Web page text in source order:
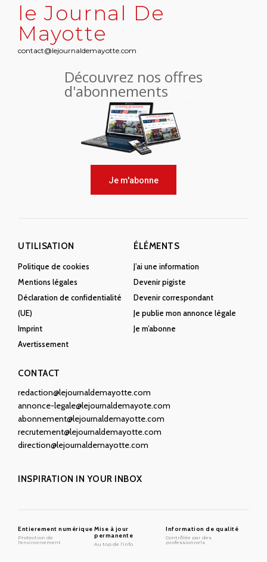
le Journal De
Mayotte
contact@lejournaldemayotte.com
Découvrez nos offres
d'abonnements
Je m'abonne
UTILISATION
Politique de cookies
Mentions légales
Déclaration de confidentialité
(UE)
Imprint
Avertissement
ÉLÉMENTS
J’ai une information
Devenir pigiste
Devenir correspondant
Je publie mon annonce légale
Je m’abonne
CONTACT
redaction@lejournaldemayotte.com
annonce-legale@lejournaldemayote.com
abonnement@lejournaldemayotte.com
recrutement@lejournaldemayotte.com
direction@lejournaldemayotte.com
INSPIRATION IN YOUR INBOX
Entierement numérique
Protection de
l'environnement
Mise à jour
permanente
Au top de l'info
Information de qualité
Contrôlée par des
professionnels